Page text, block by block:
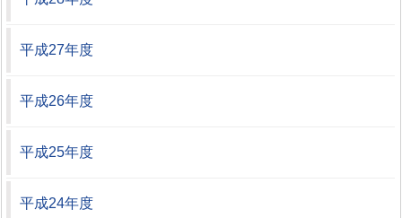
平成27年度
平成26年度
平成25年度
平成24年度